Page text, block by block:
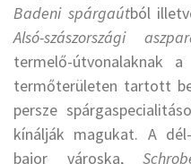
Badeni spárgaútból
Alsó-szászországi
termelő-útvonalaknak
termőterületen tartott
persze
kínálják magukat. A
bajor városka,